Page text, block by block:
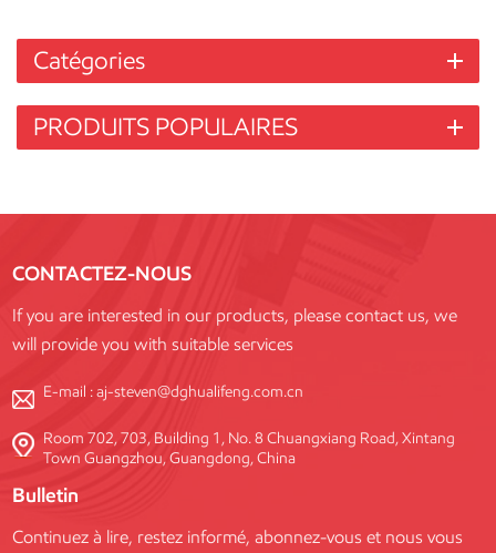
Catégories
PRODUITS POPULAIRES
CONTACTEZ-NOUS
If you are interested in our products, please contact us, we
will provide you with suitable services
E-mail :aj-steven@dghualifeng.com.cn
Room 702, 703, Building 1, No. 8 Chuangxiang Road, Xintang
Town Guangzhou, Guangdong, China
Bulletin
Continuez à lire, restez informé, abonnez-vous et nous vous